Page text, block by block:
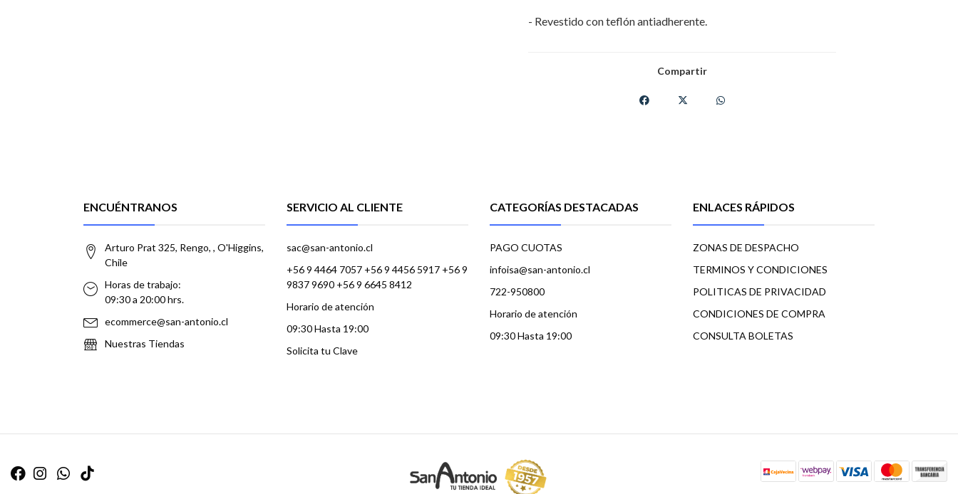
- Revestido con teflón antiadherente.
Compartir
ENCUÉNTRANOS
Arturo Prat 325, Rengo, , O'Higgins,
Chile
Horas de trabajo:
09:30 a 20:00 hrs.
ecommerce@san-antonio.cl
Nuestras Tiendas
SERVICIO AL CLIENTE
sac@san-antonio.cl
+56 9 4464 7057 +56 9 4456 5917 +56 9
9837 9690 +56 9 6645 8412
Horario de atención
09:30 Hasta 19:00
Solicita tu Clave
CATEGORÍAS DESTACADAS
PAGO CUOTAS
infoisa@san-antonio.cl
722-950800
Horario de atención
09:30 Hasta 19:00
ENLACES RÁPIDOS
ZONAS DE DESPACHO
TERMINOS Y CONDICIONES
POLITICAS DE PRIVACIDAD
CONDICIONES DE COMPRA
CONSULTA BOLETAS